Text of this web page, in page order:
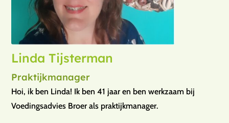
Linda Tijsterman
Praktijkmanager
Hoi, ik ben Linda! Ik ben 41 jaar en ben werkzaam bij
Voedingsadvies Broer als praktijkmanager.